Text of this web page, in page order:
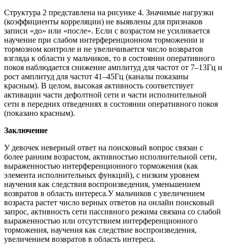
Структура 2 представлена на рисунке 4. Значимые нагрузки
(коэффициенты корреляции) не выявлены для признаков
записи «до» или «после». Если с возрастом не усиливается
научение при слабом интерференционном торможении и
тормозном контроле и не увеличивается число возвратов
взгляда к области у мальчиков, то в состоянии оперативного
покоя наблюдается снижение амплитуд для частот от 7–13Гц и
рост амплитуд для частот 41–45Гц (каналы показаны
красным). В целом, высокая активность соответствует
активации части дефолтной сети и части исполнительной
сети в передних отведениях в состоянии оперативного покоя
(показано красным).
Заключение
У девочек неверный ответ на поисковый вопрос связан с
более ранним возрастом, активностью исполнительной сети,
выраженностью интерференционного торможения (как
элемента исполнительных функций), с низким уровнем
научения как следствия воспроизведения, уменьшением
возвратов в область интереса.У мальчиков с увеличением
возраста растет число верных ответов на онлайн поисковый
запрос, активность сети пассивного режима связана со слабой
выраженностью или отсутствием интерференционного
торможения, научения как следствие воспроизведения,
увеличением возвратов в область интереса.